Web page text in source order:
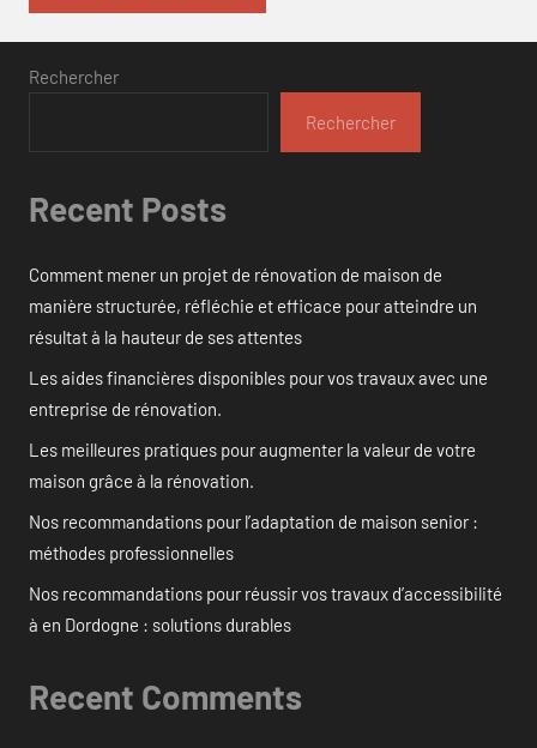
Rechercher
Rechercher
Recent Posts
Comment mener un projet de rénovation de maison de
manière structurée, réfléchie et efficace pour atteindre un
résultat à la hauteur de ses attentes
Les aides financières disponibles pour vos travaux avec une
entreprise de rénovation.
Les meilleures pratiques pour augmenter la valeur de votre
maison grâce à la rénovation.
Nos recommandations pour l’adaptation de maison senior :
méthodes professionnelles
Nos recommandations pour réussir vos travaux d’accessibilité
à en Dordogne : solutions durables
Recent Comments